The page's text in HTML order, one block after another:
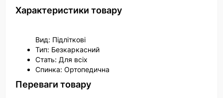
Характеристики товару
Вид: Підліткові
Тип: Безкаркасний
Стать: Для всіх
Спинка: Ортопедична
Переваги товару